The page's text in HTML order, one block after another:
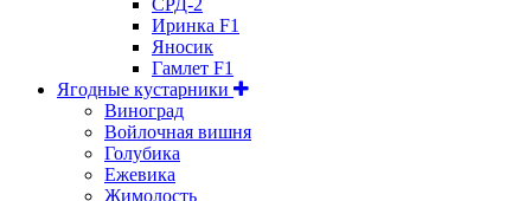
Иринка F1
Яносик
Гамлет F1
Ягодные кустарники
Виноград
Войлочная вишня
Голубика
Ежевика
Жимолость